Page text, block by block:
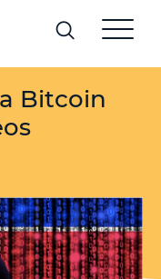
Bitcoin